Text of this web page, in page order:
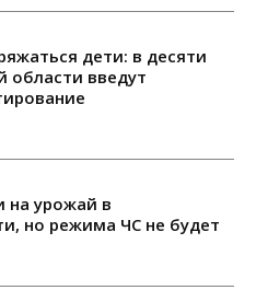
дети: в десяти
области введут
на урожай в
но режима ЧС не будет